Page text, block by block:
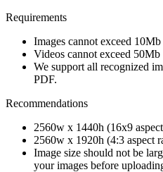
Requirements
Images cannot exceed 10Mb
Videos cannot exceed 50Mb
We support all recognized
PDF.
Recommendations
2560w x 1440h (16x9
2560w x 1920h (4:3 aspect
Image size should not be
your images before